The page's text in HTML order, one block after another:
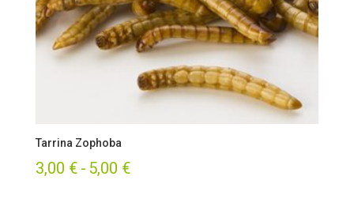
Tarrina Zophoba
3,00 € - 5,00 €Rango